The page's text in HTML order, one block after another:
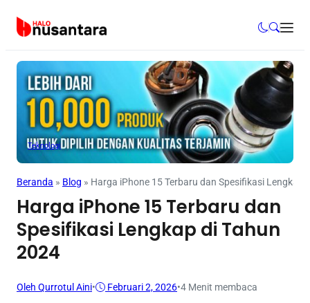
Teknologi
Beranda » Blog » Harga iPhone 15 Terbaru dan Spesifikasi Lengkap
Harga iPhone 15 Terbaru dan
Spesifikasi Lengkap di Tahun
2024
Oleh Qurrotul Aini• Februari 2, 2026•4 Menit membaca